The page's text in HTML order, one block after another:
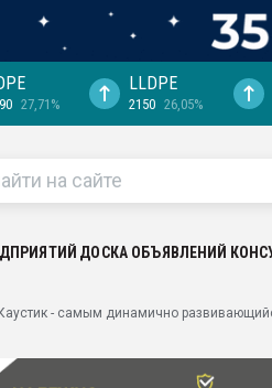
для
27,71%
LLDPE
2150 26,05%
ДОСКА ОБЪЯВЛЕНИЙ
- самым динамично